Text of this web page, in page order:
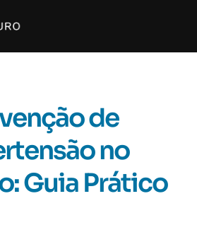
de
no
Guia Prático